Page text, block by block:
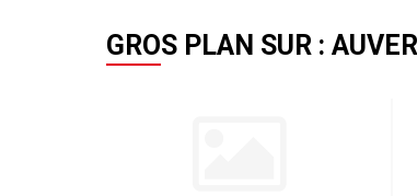
GROS PLAN SUR :